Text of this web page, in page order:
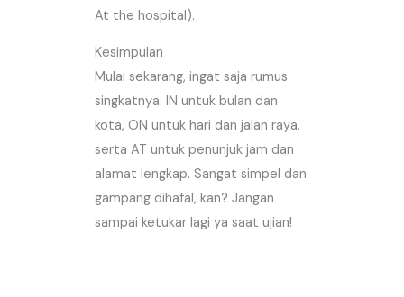
At the hospital).
Kesimpulan
Mulai sekarang, ingat saja rumus
singkatnya: IN untuk bulan dan
kota, ON untuk hari dan jalan raya,
serta AT untuk penunjuk jam dan
alamat lengkap. Sangat simpel dan
gampang dihafal, kan? Jangan
sampai ketukar lagi ya saat ujian!